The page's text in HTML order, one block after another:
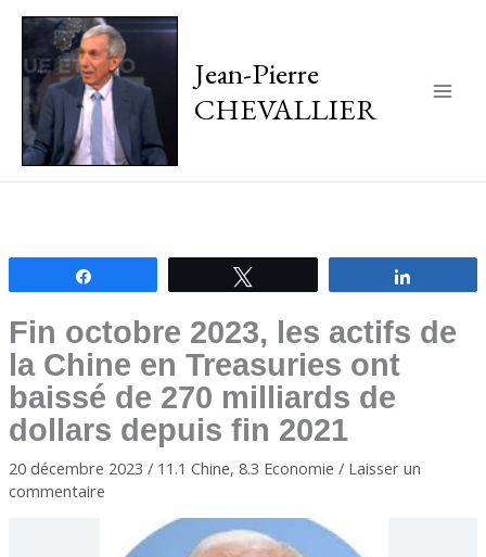
Jean-Pierre
CHEVALLIER
Fin octobre 2023, les actifs de
la Chine en Treasuries ont
baissé de 270 milliards de
dollars depuis fin 2021
20 décembre 2023 / 11.1 Chine, 8.3 Economie / Laisser un
commentaire